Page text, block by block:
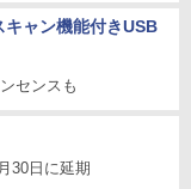
ャン機能付きUSB
センスも
30日に延期